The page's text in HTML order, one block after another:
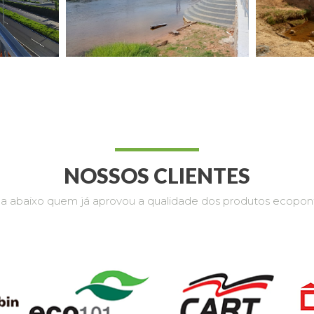
NOSSOS CLIENTES
abaixo quem já aprovou a qualidade dos produtos